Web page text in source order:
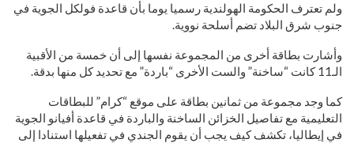
ولم تعترف الحكومة الهولندية رسميا يوما بأن قاعدة فولكل الجوية في
جنوب شرق البلاد تضم أسلحة نووية.
وأشارت بطاقة أخرى من المجموعة نفسها إلى أن خمسة من الأقبية
الـ11 كانت “ساخنة” والست الأخرى “باردة” مع تحديد كل منها بدقة.
كما وجد مجموعة من ثمانين بطاقة على موقع “كرام” للبطاقات
التعليمية مع تفاصيل الخزائن الساخنة والباردة في قاعدة أفيانو الجوية
في إيطاليا، تكشف كيف يجب أن يقوم الجندي في تفعيلها استنادا إلى